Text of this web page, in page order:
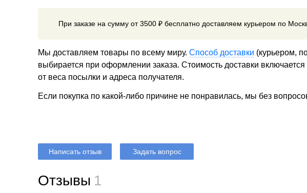
При заказе на сумму от 3500 ₽ бесплатно доставляем курьером по
Мы доставляем товары по всему миру. Способ доставки (курьером,
выбирается при оформлении заказа. Стоимость доставки включается
от веса посылки и адреса получателя.
Если покупка по какой-либо причине не понравилась, мы без
Написать отзыв Задать вопрос
Отзывы 1